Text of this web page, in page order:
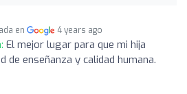
en 4 years ago
El mejor lugar para que mi hija
de enseñanza y calidad humana.